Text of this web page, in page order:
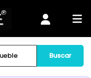
Buscar